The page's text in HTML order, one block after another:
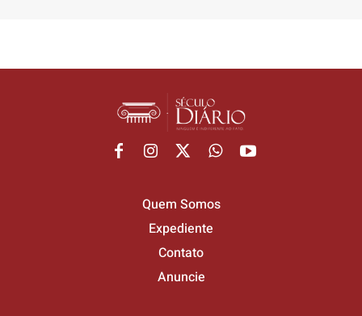
Quem Somos
Expediente
Contato
Anuncie